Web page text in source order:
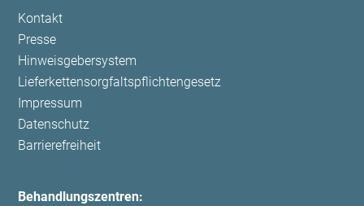
Radiofrequenz
Pharynx, Kehlkopf und Luftröhre
AT/Rachenmandelentfernung
Tonsillotomie/Gaumenmanedlverkleinerung z.B. bei
Schnarchen und Mundatmung
Polypen, Ödem
Navigation
überspringen
Kontakt
Presse
Hinweisgebersystem
Lieferkettensorgfaltspflichtengesetz
Impressum
Datenschutz
Barrierefreiheit
Behandlungszentren: